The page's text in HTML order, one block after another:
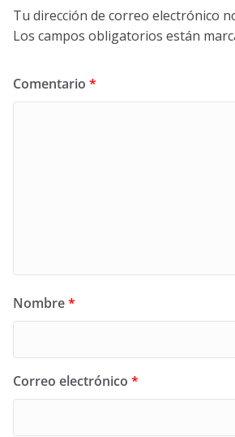
Tu dirección de correo electrónico
Los campos obligatorios están
Comentario *
Nombre*
Correo electrónico *